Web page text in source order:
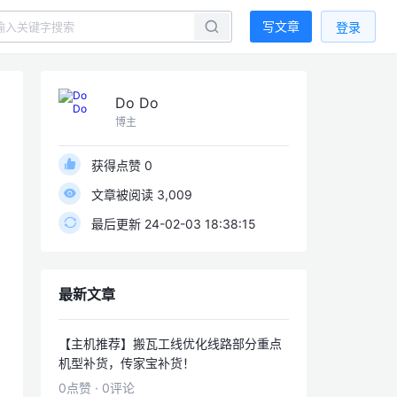
写文章 登录
Do Do
博主
获得点赞 0
文章被阅读 3,009
最后更新 24-02-03 18:38:15
最新文章
【主机推荐】搬瓦工线优化线路部分重点
机型补货，传家宝补货！
0点赞 · 0评论